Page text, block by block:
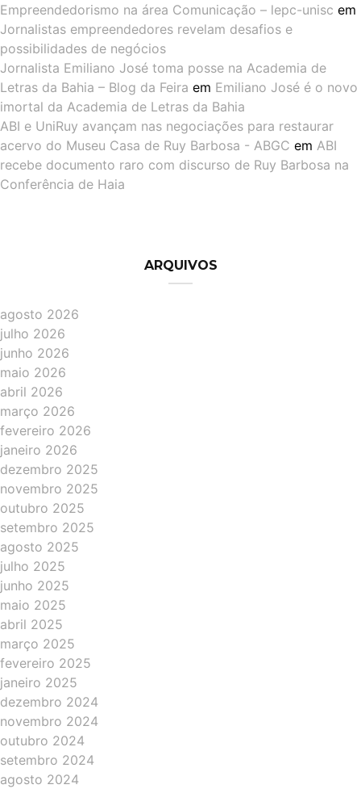
Empreendedorismo na área Comunicação – lepc-unisc em
Jornalistas empreendedores revelam desafios e
possibilidades de negócios
Jornalista Emiliano José toma posse na Academia de
Letras da Bahia – Blog da Feira em Emiliano José é o novo
imortal da Academia de Letras da Bahia
ABI e UniRuy avançam nas negociações para restaurar
acervo do Museu Casa de Ruy Barbosa - ABGC em ABI
recebe documento raro com discurso de Ruy Barbosa na
Conferência de Haia
ARQUIVOS
agosto 2026
julho 2026
junho 2026
maio 2026
abril 2026
março 2026
fevereiro 2026
janeiro 2026
dezembro 2025
novembro 2025
outubro 2025
setembro 2025
agosto 2025
julho 2025
junho 2025
maio 2025
abril 2025
março 2025
fevereiro 2025
janeiro 2025
dezembro 2024
novembro 2024
outubro 2024
setembro 2024
agosto 2024